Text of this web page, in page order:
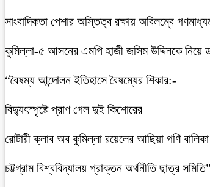
সাংবাদিকতা পেশার অস্তিত্ব রক্ষায় অবিলম্বে
কুমিল্লা-৫ আসনের এমপি হাজী জসিম উদ্দিনকে নিয়ে
“বৈষম্য আন্দোলন ইতিহাসে বৈষম্যের শিকার:-
বিদ্যুৎস্পৃষ্টে প্রাণ গেল দুই কিশোরের
রোটারী ক্লাব অব কুমিল্লা রয়েলের আছিয়া গণি
চট্টগ্রাম বিশ্ববিদ্যালয় প্রাক্তন অর্থনীতি ছাত্র